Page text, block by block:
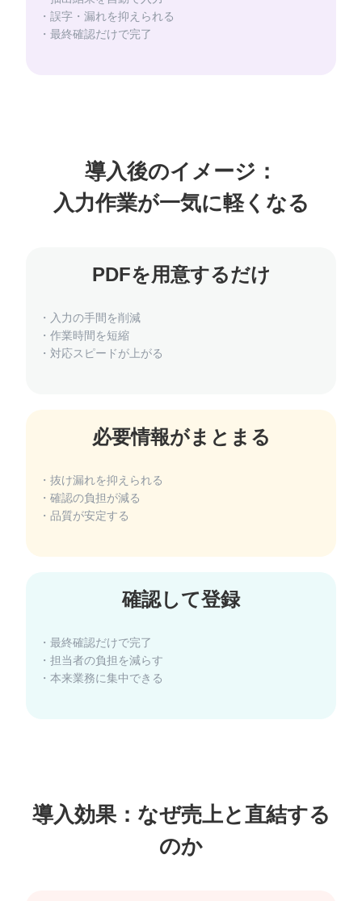
・誤字・漏れを抑えられる
・最終確認だけで完了
導入後のイメージ：
PDFを用意するだけ
・入力の手間を削減
・作業時間を短縮
・対応スピードが上がる
必要情報がまとまる
・抜け漏れを抑えられる
・確認の負担が減る
・品質が安定する
確認して登録
・最終確認だけで完了
・担当者の負担を減らす
・本来業務に集中できる
導入効果：なぜ売上と直結する